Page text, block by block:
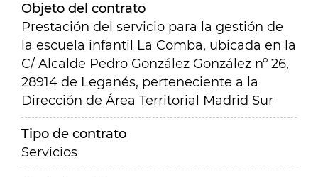
Objeto del contrato
Prestación del servicio para la gestión de
la escuela infantil La Comba, ubicada en la
C/ Alcalde Pedro González González nº 26,
28914 de Leganés, perteneciente a la
Dirección de Área Territorial Madrid Sur
Tipo de contrato
Servicios